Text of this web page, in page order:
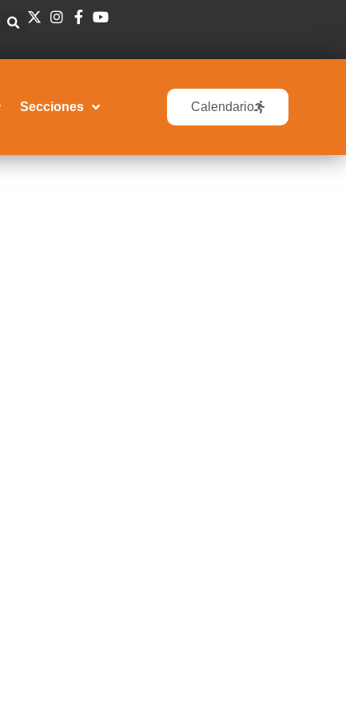
Secciones Calendario